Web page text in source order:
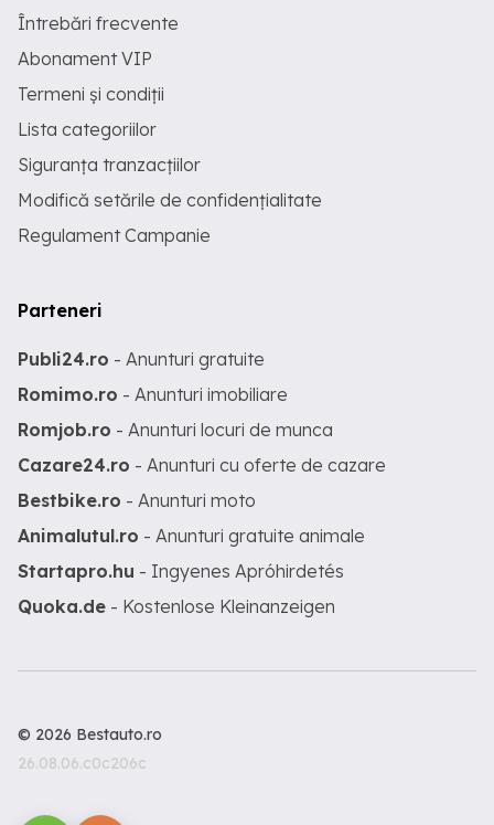
Întrebări frecvente
Abonament VIP
Termeni și condiții
Lista categoriilor
Siguranța tranzacțiilor
Modifică setările de confidențialitate
Regulament Campanie
Parteneri
Publi24.ro - Anunturi gratuite
Romimo.ro - Anunturi imobiliare
Romjob.ro - Anunturi locuri de munca
Cazare24.ro - Anunturi cu oferte de cazare
Bestbike.ro - Anunturi moto
Animalutul.ro - Anunturi gratuite animale
Startapro.hu - Ingyenes Apróhirdetés
Quoka.de - Kostenlose Kleinanzeigen
© 2026 Bestauto.ro
26.08.06.c0c206c